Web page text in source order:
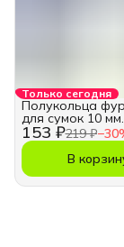
Только сегодня
153 ₽219 ₽−30
Полукольца
для сумок 10 мм.
В